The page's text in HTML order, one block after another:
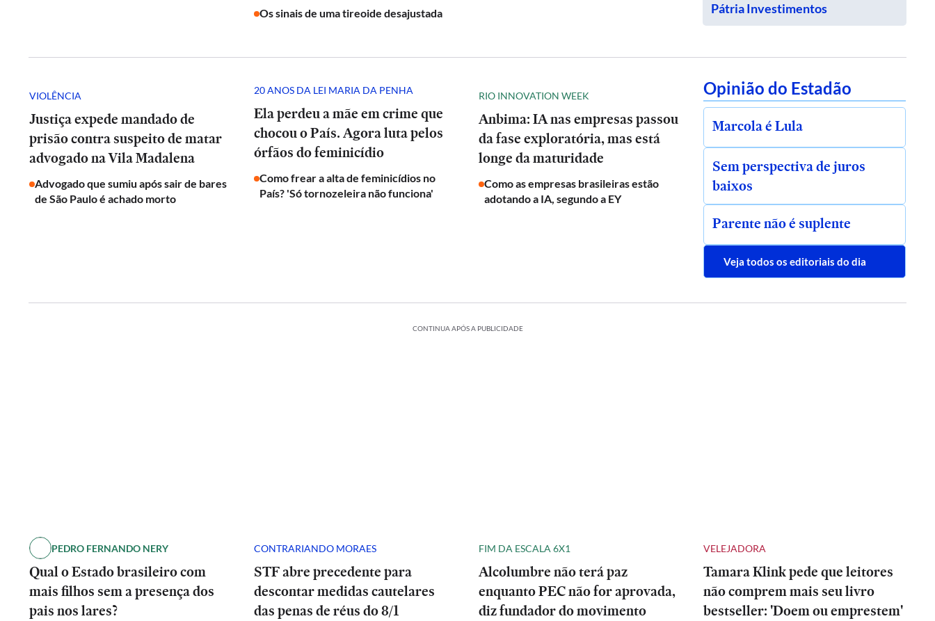
Os sinais de uma tireoide desajustada
Pátria Investimentos
VIOLÊNCIA
Justiça expede mandado de
prisão contra suspeito de matar
advogado na Vila Madalena
Advogado que sumiu após sair de bares
de São Paulo é achado morto
20 ANOS DA LEI MARIA DA PENHA
Ela perdeu a mãe em crime que
chocou o País. Agora luta pelos
órfãos do feminicídio
Como frear a alta de feminicídios no
País? 'Só tornozeleira não funciona'
RIO INNOVATION WEEK
Anbima: IA nas empresas passou
da fase exploratória, mas está
longe da maturidade
Como as empresas brasileiras estão
adotando a IA, segundo a EY
Opinião do Estadão
Marcola é Lula
Sem perspectiva de juros
baixos
Parente não é suplente
Veja todos os editoriais do dia
CONTINUA APÓS A PUBLICIDADE
PEDRO FERNANDO NERY
Qual o Estado brasileiro com
mais filhos sem a presença dos
pais nos lares?
CONTRARIANDO MORAES
STF abre precedente para
descontar medidas cautelares
das penas de réus do 8/1
FIM DA ESCALA 6X1
Alcolumbre não terá paz
enquanto PEC não for aprovada,
diz fundador do movimento
VELEJADORA
Tamara Klink pede que leitores
não comprem mais seu livro
bestseller: 'Doem ou emprestem'